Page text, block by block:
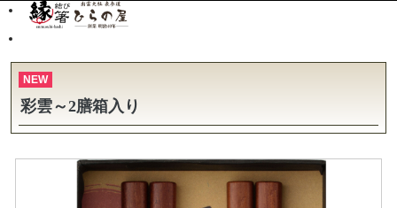
NEW
彩雲～2膳箱入り